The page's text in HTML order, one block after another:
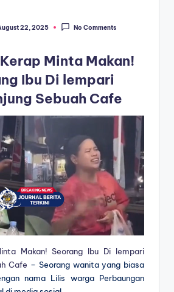
22, 2025 No Comments
Minta Makan!
Ibu Di lempari
Sebuah Cafe
Makan! Seorang Ibu Di lempari
Cafe – Seorang wanita yang biasa
nama Lilis warga Perbaungan